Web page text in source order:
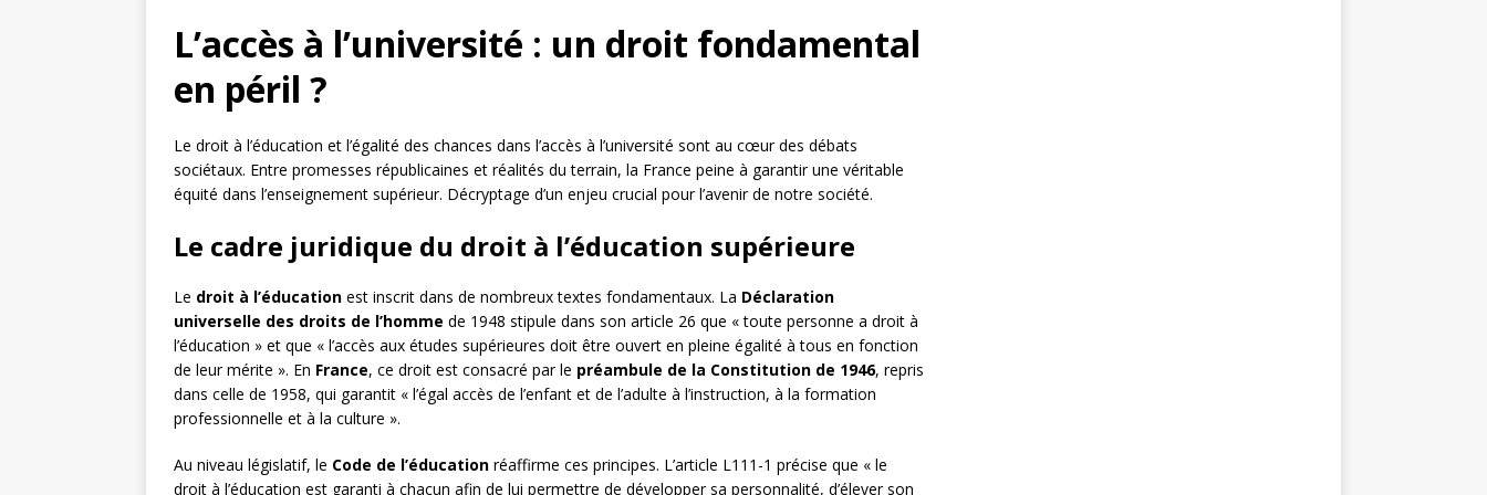
L’accès à l’université : un droit fondamental
en péril ?
Le droit à l’éducation et l’égalité des chances dans l’accès à l’université sont au cœur des débats
sociétaux. Entre promesses républicaines et réalités du terrain, la France peine à garantir une véritable
équité dans l’enseignement supérieur. Décryptage d’un enjeu crucial pour l’avenir de notre société.
Le cadre juridique du droit à l’éducation supérieure
Le droit à l’éducation est inscrit dans de nombreux textes fondamentaux. La Déclaration
universelle des droits de l’homme de 1948 stipule dans son article 26 que « toute personne a droit à
l’éducation » et que « l’accès aux études supérieures doit être ouvert en pleine égalité à tous en fonction
de leur mérite ». En France, ce droit est consacré par le préambule de la Constitution de 1946, repris
dans celle de 1958, qui garantit « l’égal accès de l’enfant et de l’adulte à l’instruction, à la formation
professionnelle et à la culture ».
Au niveau législatif, le Code de l’éducation réaffirme ces principes. L’article L111-1 précise que « le
droit à l’éducation est garanti à chacun afin de lui permettre de développer sa personnalité, d’élever son